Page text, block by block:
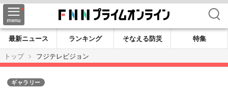
検索
最新ニュース ランキング そなえる防災
特集
トップ
フジテレビジョン
ギャラリー